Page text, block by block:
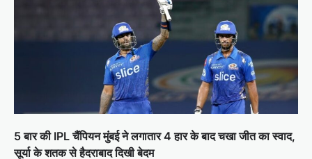
5 बार की IPL चैंपियन मुंबई ने लगातार 4 हार के बाद चखा जीत का स्वाद,
सूर्या के शतक से हैदराबाद दिखी बेदम